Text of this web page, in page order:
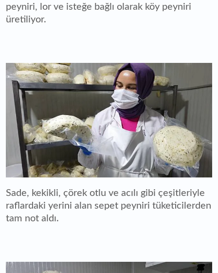
peyniri, lor ve isteğe bağlı olarak köy peyniri
üretiliyor.
Sade, kekikli, çörek otlu ve acılı gibi çeşitleriyle
raflardaki yerini alan sepet peyniri tüketicilerden
tam not aldı.